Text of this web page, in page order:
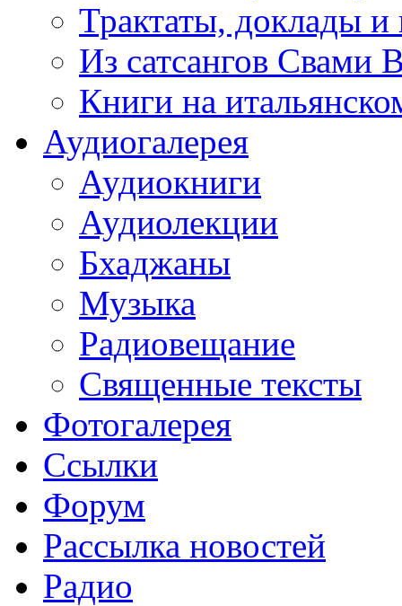
Трактаты, доклады
Из сатсангов Свами
Книги на
Аудиогалерея
Аудиокниги
Аудиолекции
Бхаджаны
Музыка
Радиовещание
Священные тексты
Фотогалерея
Ссылки
Форум
Рассылка новостей
Радио